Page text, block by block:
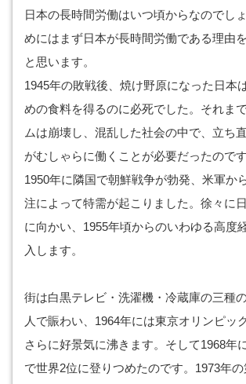
日本の長時間労働はいつ頃からなのでし
めにはまず日本が長時間労働である理由
と思います。
1945年の敗戦後、焼け野原になった日本
めの食料を得るのに必死でした。それま
ムは崩壊し、混乱した社会の中で、立ち
がむしゃらに働くことが必要だったのです
1950年に隣国で朝鮮戦争が勃発、米軍か
注によって特需が起こりました。徐々に
に向かい、1955年頃からのいわゆる高度
入します。
街は白黒テレビ・洗濯機・冷蔵庫の三種
人で賑わい、1964年には東京オリンピッ
さらに好景気に沸きます。そして1968年
で世界2位に登りつめたのです。1973年